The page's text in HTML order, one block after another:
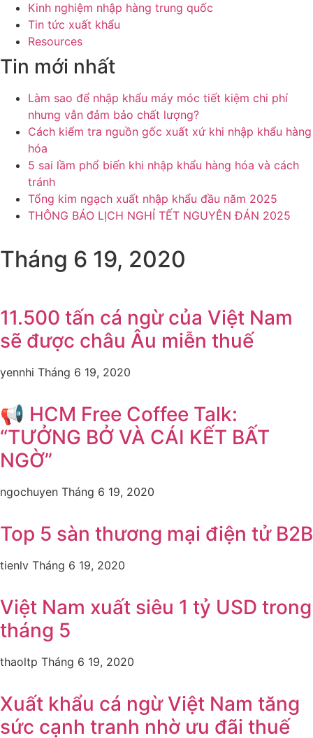
Kinh nghiệm nhập hàng trung quốc
Tin tức xuất khẩu
Resources
Tin mới nhất
Làm sao để nhập khẩu máy móc tiết kiệm chi phí
nhưng vẫn đảm bảo chất lượng?
Cách kiểm tra nguồn gốc xuất xứ khi nhập khẩu hàng
hóa
5 sai lầm phổ biến khi nhập khẩu hàng hóa và cách
tránh
Tổng kim ngạch xuất nhập khẩu đầu năm 2025
THÔNG BÁO LỊCH NGHỈ TẾT NGUYÊN ĐÁN 2025
Tháng 6 19, 2020
11.500 tấn cá ngừ của Việt Nam
sẽ được châu Âu miễn thuế
yennhi Tháng 6 19, 2020
📢 HCM Free Coffee Talk:
“TƯỞNG BỞ VÀ CÁI KẾT BẤT
NGỜ”
ngochuyen Tháng 6 19, 2020
Top 5 sàn thương mại điện tử B2B
tienlv Tháng 6 19, 2020
Việt Nam xuất siêu 1 tỷ USD trong
tháng 5
thaoltp Tháng 6 19, 2020
Xuất khẩu cá ngừ Việt Nam tăng
sức cạnh tranh nhờ ưu đãi thuế